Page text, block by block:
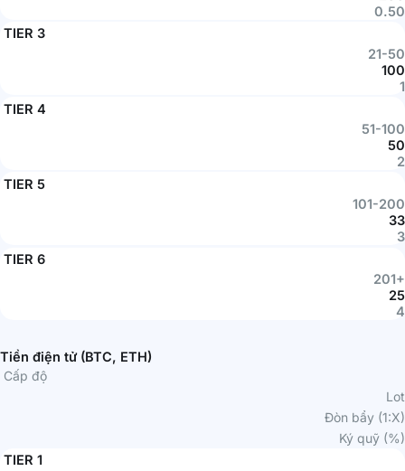
0.50
TIER 3
21-50
100
1
TIER 4
51-100
50
2
TIER 5
101-200
33
3
TIER 6
201+
25
4
Tiền điện tử (BTC, ETH)
Cấp độ
Lot
Đòn bẩy (1:X)
Ký quỹ (%)
TIER 1